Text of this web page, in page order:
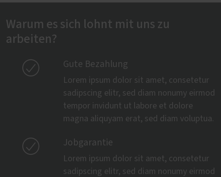
Warum es sich lohnt mit uns zu
arbeiten?
 Gute Bezahlung
Lorem ipsum dolor sit amet, consetetur
sadipscing elitr, sed diam nonumy eirmod
tempor invidunt ut labore et dolore
magna aliquyam erat, sed diam voluptua.
 Jobgarantie
Lorem ipsum dolor sit amet, consetetur
sadipscing elitr, sed diam nonumy eirmod